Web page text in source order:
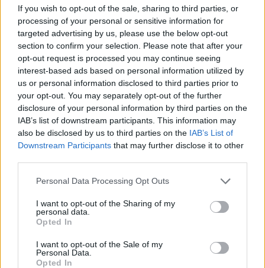
If you wish to opt-out of the sale, sharing to third parties, or
processing of your personal or sensitive information for
targeted advertising by us, please use the below opt-out
section to confirm your selection. Please note that after your
opt-out request is processed you may continue seeing
interest-based ads based on personal information utilized by
us or personal information disclosed to third parties prior to
your opt-out. You may separately opt-out of the further
disclosure of your personal information by third parties on the
IAB’s list of downstream participants. This information may
also be disclosed by us to third parties on the IAB’s List of
Downstream Participants that may further disclose it to other
Personal Data Processing Opt Outs
I want to opt-out of the Sharing of my
personal data.
Opted In
I want to opt-out of the Sale of my
Personal Data.
Opted In
ΕΦΗΜΕΡΕΥΟΝΤΑ ΝΟΣΟΚΟΜΕΙΑ
Δείτε ποιάνοσοκομείαεφημερεύουν